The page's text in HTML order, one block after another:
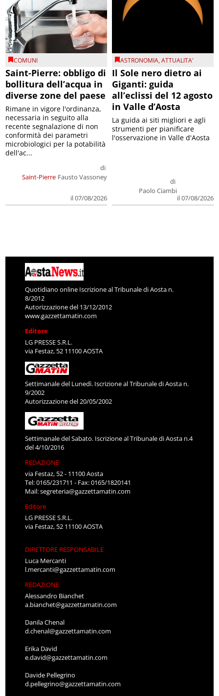
COMUNI
Saint-Pierre: obbligo di
bollitura dell’acqua in
diverse zone del paese
Saint-Pierre
di
Fausto Vassoney
il 07/08/2026
Rimane in vigore l'ordinanza,
necessaria in seguito alla
recente segnalazione di non
conformità dei parametri
microbiologici per la potabilità
dell'ac...
ASTRONOMIA,ATTUALITA'
Il Sole nero dietro ai
Giganti: guida
all’eclissi del 12 agosto
in Valle d’Aosta
di
Paolo Ciambi
il 07/08/2026
La guida ai siti migliori e agli
strumenti per pianificare
l'osservazione in Valle d'Aosta
Quotidiano online Iscrizione al Tribunale di Aosta n.
8/2012
Autorizzazione del 13/12/2012
www.gazzettamatin.com
Editore
LG PRESSE S.R.L.
via Festaz, 52 11100 AOSTA
Settimanale del Lunedì. Iscrizione al Tribunale di Aosta n.
9/2002
Autorizzazione del 20/05/2002
Settimanale del Sabato. Iscrizione al Tribunale di Aosta n.4
del 4/10/2016
REDAZIONE
via Festaz, 52 - 11100 Aosta
Tel: 0165/231711 - Fax: 0165/1820141
Mail:segreteria@gazzettamatin.com
Editore
LG PRESSE S.R.L.
via Festaz, 52 11100 AOSTA
DIRETTORE RESPONSABILE
Luca Mercanti
l.mercanti@gazzettamatin.com
REDAZIONE
Alessandro Bianchet
a.bianchet@gazzettamatin.com
Danila Chenal
d.chenal@gazzettamatin.com
Erika David
e.david@gazzettamatin.com
Davide Pellegrino
d.pellegrino@gazzettamatin.com